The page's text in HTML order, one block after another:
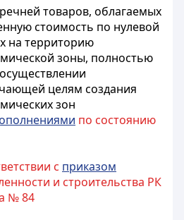
товаров, облагаемых
стоимость по нулевой
на территорию
зоны, полностью
целям создания
зон
по состоянию
с приказом
и строительства РК
№ 84